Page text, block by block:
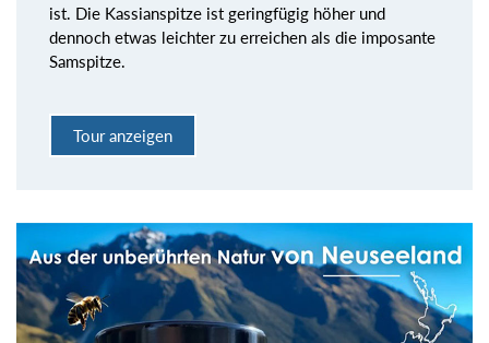
ist. Die Kassianspitze ist geringfügig höher und
dennoch etwas leichter zu erreichen als die imposante
Samspitze.
Tour anzeigen